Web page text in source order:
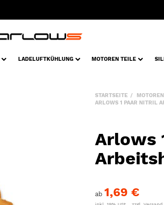
LADELUFTKÜHLUNG MOTOREN TEILE
STARTSEITE
ARLOWS 1 PAAR NITRIL
Arlows
ab 1,69 €